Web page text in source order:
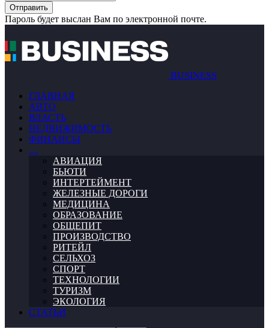
Пароль будет выслан Вам по электронной почте.
BUSINESS
ГЛАВНАЯ
АВТО
ВЛАСТЬ
НЕДВИЖИМОСТЬ
ФИНАНСЫ
…
АВИАЦИЯ
БЬЮТИ
ИНТЕРТЕЙМЕНТ
ЖЕЛЕЗНЫЕ ДОРОГИ
МЕДИЦИНА
ОБРАЗОВАНИЕ
ОБЩЕПИТ
ПРОИЗВОДСТВО
РИТЕЙЛ
СЕЛЬХОЗ
СПОРТ
ТЕХНОЛОГИИ
ТУРИЗМ
ЭКОЛОГИЯ
СТАТЬИ